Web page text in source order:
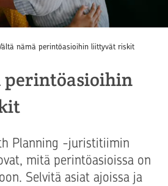
nämä perintöasioihin liittyvät riskit
perintöasioihin
Planning -juristitiimin
mitä perintöasioissa on
Selvitä asiat ajoissa ja